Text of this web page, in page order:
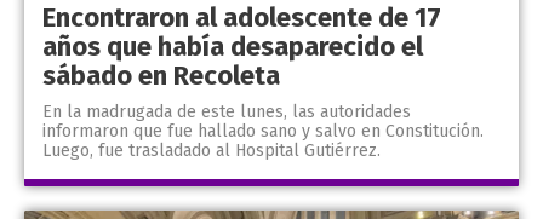
Encontraron al adolescente de 17
años que había desaparecido el
sábado en Recoleta
En la madrugada de este lunes, las autoridades
informaron que fue hallado sano y salvo en Constitución.
Luego, fue trasladado al Hospital Gutiérrez.